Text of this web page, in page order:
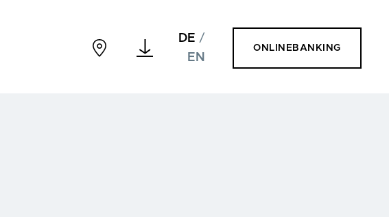
DE /
EN
ONLINEBANKING